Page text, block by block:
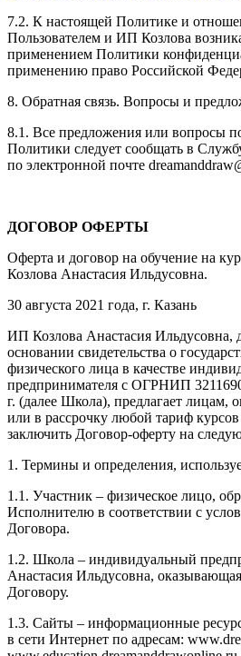
7.2. К настоящей Политике и
Пользователем и ИП Козлова
применением Политики
применению право Российской
8. Обратная связь. Вопросы и
8.1. Все предложения или вопросы
Политики следует сообщать в
по электронной почте
ДОГОВОР ОФЕРТЫ
Оферта и договор на обучение на
Козлова Анастасия Ильдусовна.
30 августа 2021 года, г. Казань
ИП Козлова Анастасия Ильдусовна,
основании свидетельства о
физического лица в качестве
предпринимателя с ОГРНИП
г. (далее Школа), предлагает лицам,
или в рассрочку любой тариф
заключить Договор-оферту на
1. Термины и определения,
1.1. Участник – физическое лицо,
Исполнителю в соответствии с
Договора.
1.2. Школа – индивидуальный
Анастасия Ильдусовна,
Договору.
1.3. Сайты – информационные
в сети Интернет по адресам: